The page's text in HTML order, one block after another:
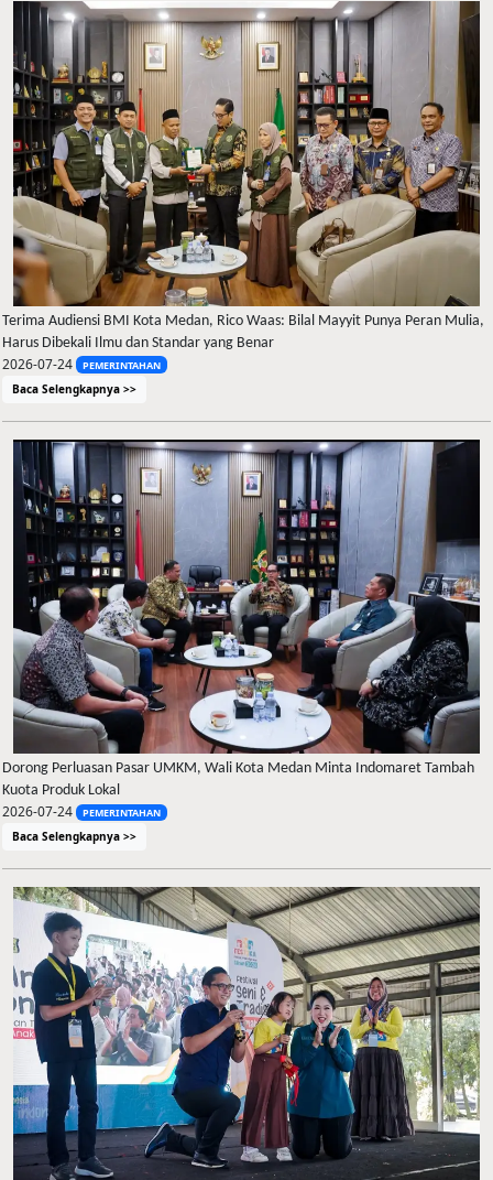
Terima Audiensi BMI Kota Medan, Rico Waas: Bilal Mayyit Punya Peran Mulia,
Harus Dibekali Ilmu dan Standar yang Benar
2026-07-24 PEMERINTAHAN
Baca Selengkapnya >>
Dorong Perluasan Pasar UMKM, Wali Kota Medan Minta Indomaret Tambah
Kuota Produk Lokal
2026-07-24 PEMERINTAHAN
Baca Selengkapnya >>